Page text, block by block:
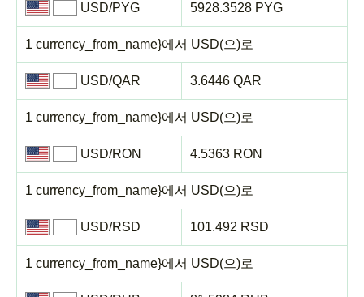
USD/PYG
1 currency_from_name}에서 USD(으)로
5928.3528 PYG
USD/QAR
1 currency_from_name}에서 USD(으)로
3.6446 QAR
USD/RON
1 currency_from_name}에서 USD(으)로
4.5363 RON
USD/RSD
1 currency_from_name}에서 USD(으)로
101.492 RSD